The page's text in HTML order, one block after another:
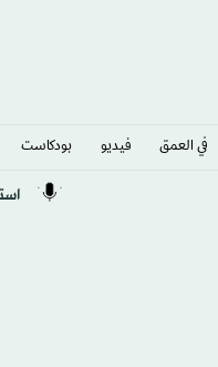
في العمق فيديو بودكاست